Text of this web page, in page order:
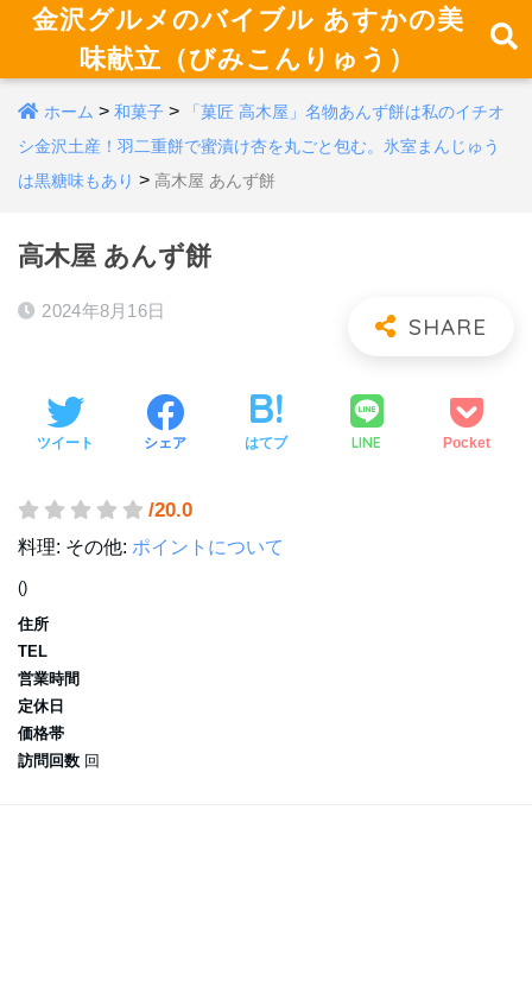
金沢グルメのバイブル あすかの美
味献立（びみこんりゅう）
ホーム > 和菓子 >
「菓匠 高木屋」名物あんず餅は私のイチオ
シ金沢土産！羽二重餅で蜜漬け杏を丸ごと包む。氷室まんじゅう
は黒糖味もあり > 高木屋 あんず餅
高木屋 あんず餅
2024年8月16日
ツイート シェア はてブ LINE Pocket
/20.0
料理: その他: ポイントについて
()
住所
TEL
営業時間
定休日
価格帯
訪問回数 回